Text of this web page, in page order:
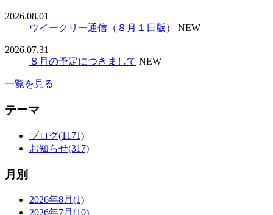
2026.08.01
ウイークリー通信（８月１日版）
NEW
2026.07.31
８月の予定につきまして NEW
一覧を見る
テーマ
ブログ(1171)
お知らせ(317)
月別
2026年8月(1)
2026年7月(10)